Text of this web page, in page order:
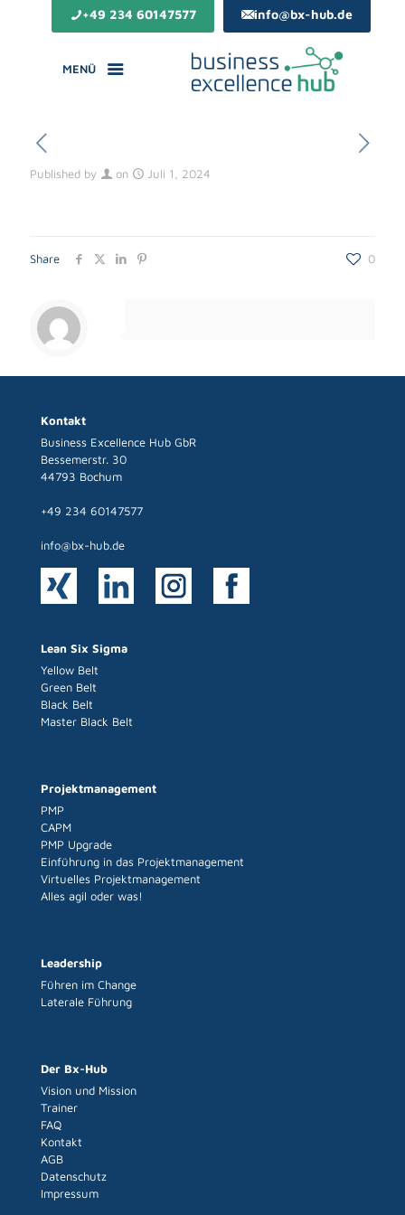
+49 234 60147577 info@bx-hub.de
MENÜ
Published by on Juli 1, 2024
Share 0
Kontakt
Business Excellence Hub GbR
Bessemerstr. 30
44793 Bochum
+49 234 60147577
info@bx-hub.de
Lean Six Sigma
Yellow Belt
Green Belt
Black Belt
Master Black Belt
Projektmanagement
PMP
CAPM
PMP Upgrade
Einführung in das Projektmanagement
Virtuelles Projektmanagement
Alles agil oder was!
Leadership
Führen im Change
Laterale Führung
Der Bx-Hub
Vision und Mission
Trainer
FAQ
Kontakt
AGB
Datenschutz
Impressum